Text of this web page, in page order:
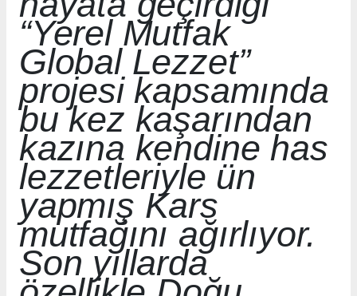
“Yerel Mutfak
Global Lezzet”
projesi kapsamında
bu kez kaşarından
kazına kendine has
lezzetleriyle ün
yapmış Kars
mutfağını ağırlıyor.
Son yıllarda